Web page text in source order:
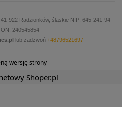
922 Radzionków, śląskie NIP: 645-241-94-
240545854
lub zadzwoń +48796521697
wersję strony
Shoper.pl